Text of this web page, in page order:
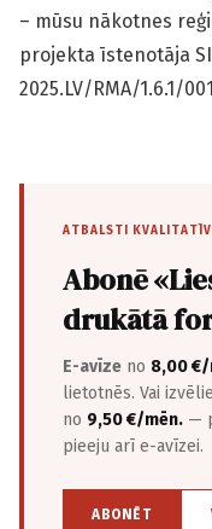
– mūsu nākotnes
projekta īstenotāja
2025.LV/RMA/1.6.1/001
ATBALSTI
Abonē
drukātā
E-avīze no 8,00 €/
lietotnēs. Vai
no 9,50 €/mēn. —
pieeju arī e-avīzei.
ABONĒT